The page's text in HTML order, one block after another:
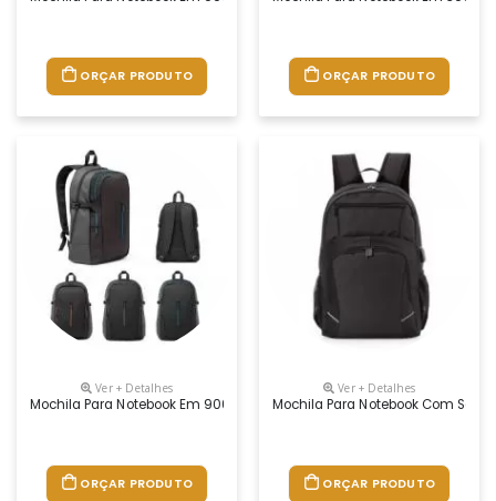
ORÇAR PRODUTO ORÇAR PRODUTO
Ver + Detalhes
Mochila Para Notebook Em 900d E Couro Sintético Com 2
ORÇAR PRODUTO
Ver + Detalhes
Mochila Para Notebook Com
ORÇAR PRODUTO